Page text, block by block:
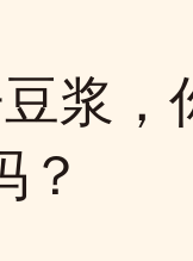
浆，
？